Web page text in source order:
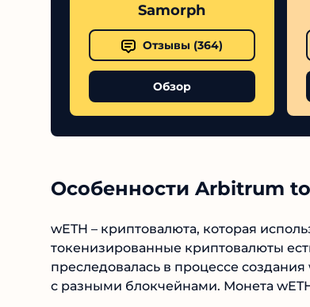
Samorph
Отзывы (364)
Обзор
Особенности Arbitrum
wETH – криптовалюта, которая
токенизированные криптовалюты
преследовалась в процессе
с разными блокчейнами. Монета